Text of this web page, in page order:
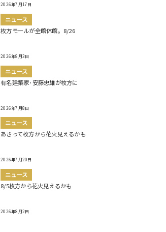
2026年7月17日
ニュース
枚方モールが全館休館。8/26
2026年8月3日
ニュース
有名建築家･安藤忠雄が枚方に
2026年7月8日
ニュース
あさって枚方から花火見えるかも
2026年7月20日
ニュース
8/5枚方から花火見えるかも
2026年8月2日